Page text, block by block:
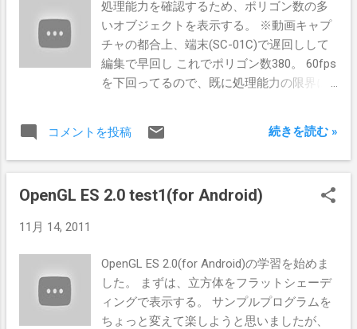
処理能力を確認するため、ポリゴン数の多
いオブジェクトを表示する。 ※動画キャプ
チャの都合上、端末(SC-01C)で遅回しして
編集で早回し これでポリゴン数380。 60fps
を下回ってるので、既に処理能力の限界に
能力を高められるはずです。 当初は数万
ポリゴンのオブジェクトを作成したもの
ー。 これはAndroidというより、Java自体が
ェクトになるとソースにデータを直接埋め
込むようなお手軽方法は使えない、という
事になります。
コメントを投稿 続きを読む »
OpenGL ES 2.0 test1(for Android)
11月 14, 2011
OpenGL ES 2.0(for Android)の学習を始めま
した。 まずは、立方体をフラットシェーデ
ィングで表示する。 サンプルプログラムを
ちょっと変えて楽しようと思いましたが、